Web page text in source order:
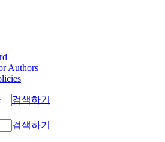
Authors
검색하기
검색하기